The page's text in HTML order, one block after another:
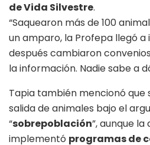
de Vida Silvestre.
“Saquearon más de 100
un amparo, la Profepa llegó
después cambiaron
la información. Nadie sabe a
Tapia también mencionó que
salida de animales bajo el
“sobrepoblación”, aunque
implementó programas de